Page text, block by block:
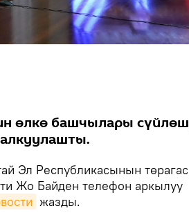
өлкө башчылары
Эл Республикасынын
Жо Байден телефон аркылуу
жазды.